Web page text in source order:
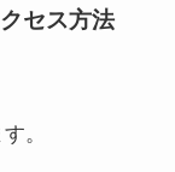
セス方法
。